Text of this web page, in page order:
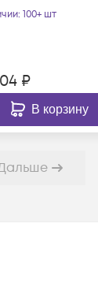
Free
: 100+ шт
₽
В корзину